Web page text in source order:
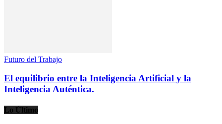
Futuro del Trabajo
El equilibrio entre la Inteligencia Artificial y la
Inteligencia Auténtica.
Lo Último